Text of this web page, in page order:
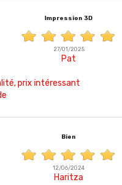
Impression 3D
27/01/2025
Pat
prix intéressant
Bien
12/06/2024
Haritza